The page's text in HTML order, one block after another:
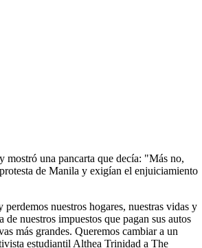
mostró una pancarta que decía: "Más no,
de Manila y exigían el enjuiciamiento
nuestros hogares, nuestras vidas y
nuestros impuestos que pagan sus autos
más grandes. Queremos cambiar a un
estudiantil Althea Trinidad a The